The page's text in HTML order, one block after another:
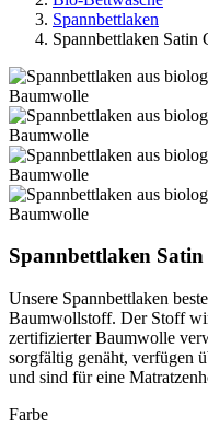
Spannbettlaken
Spannbettlaken Satin
Spannbettlaken
Unsere Spannbettlaken
Baumwollstoff. Der Stoff
zertifizierter Baumwolle
sorgfältig genäht, verfügen
und sind für eine
Farbe